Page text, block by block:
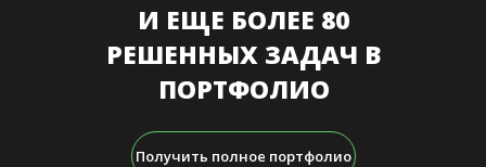
И ЕЩЕ БОЛЕЕ 80
РЕШЕННЫХ ЗАДАЧ В
ПОРТФОЛИО
Получить полное портфолио